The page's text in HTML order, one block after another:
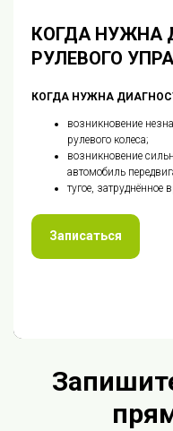
КОГДА НУЖНА
РУЛЕВОГО
КОГДА НУЖНА
возникновение
рулевого колеса;
возникновение
автомобиль
тугое, затруднённое
Записаться